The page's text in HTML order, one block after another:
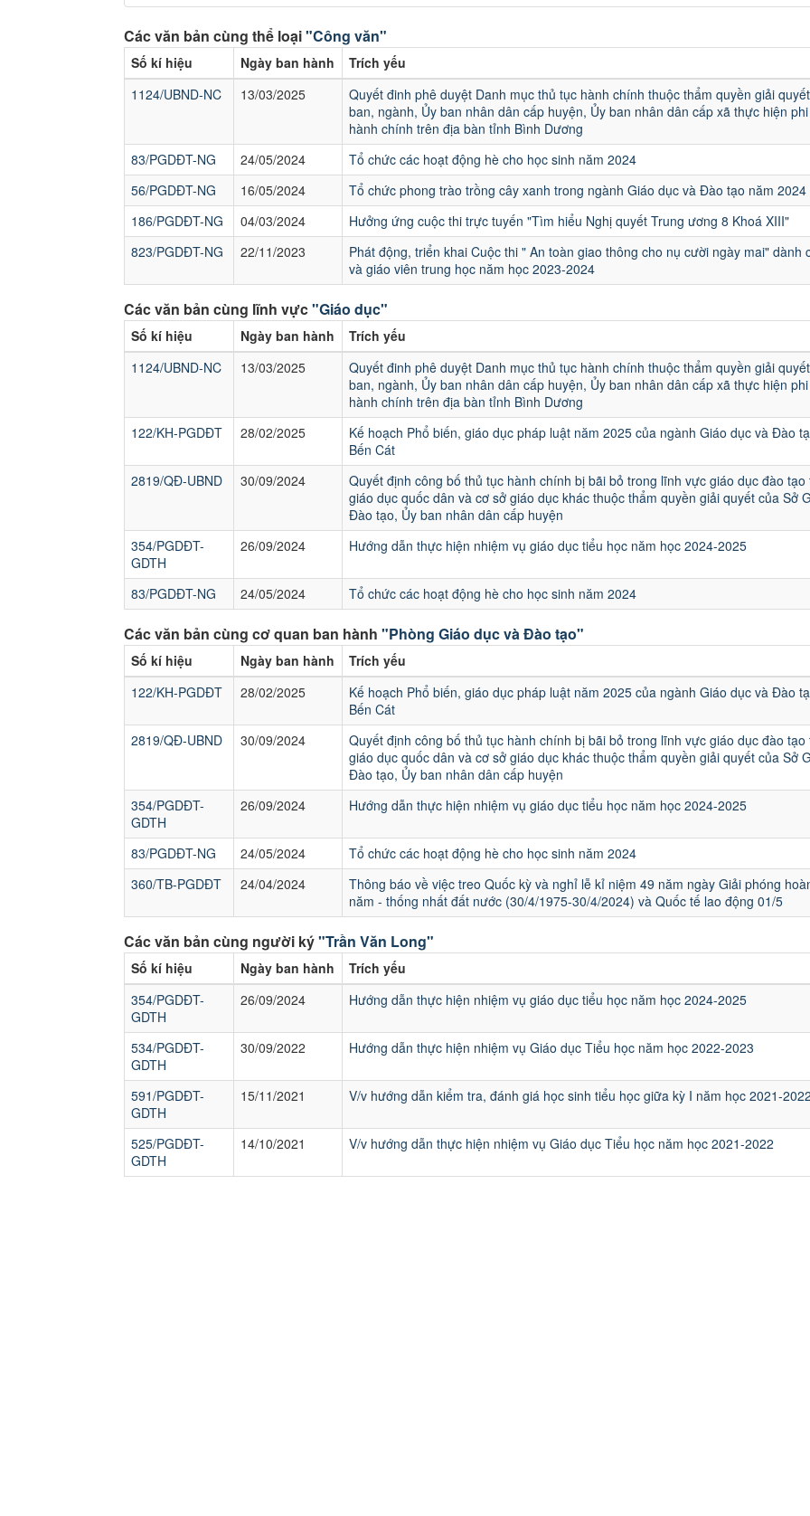
Các văn bản cùng thể loại"Công văn"
Số kí hiệu Ngày ban hành
Trích yếu
1124/UBND-NC
13/03/2025
Quyết đinh phê duyệt Danh mục thủ tục hành chính thuộc thẩm quyền giải
ban, ngành, Ủy ban nhân dân cấp huyện, Ủy ban nhân dân cấp xã thực hiện
hành chính trên địa bàn tỉnh Bình Dương
83/PGDĐT-NG
24/05/2024
Tổ chức các hoạt động hè cho học sinh năm 2024
56/PGDĐT-NG
16/05/2024
Tổ chức phong trào trồng cây xanh trong ngành Giáo dục và Đào tạo năm 2024
186/PGDĐT-NG
04/03/2024
Hưởng ứng cuộc thi trực tuyến "Tìm hiểu Nghị quyết Trung ương 8 Khoá XIII"
823/PGDĐT-NG
22/11/2023
Phát động, triển khai Cuộc thi " An toàn giao thông cho nụ cười ngày mai" dành
và giáo viên trung học năm học 2023-2024
Các văn bản cùng lĩnh vực"Giáo dục"
Số kí hiệu Ngày ban hành
Trích yếu
1124/UBND-NC
13/03/2025
Quyết đinh phê duyệt Danh mục thủ tục hành chính thuộc thẩm quyền giải
ban, ngành, Ủy ban nhân dân cấp huyện, Ủy ban nhân dân cấp xã thực hiện
hành chính trên địa bàn tỉnh Bình Dương
122/KH-PGDĐT
28/02/2025
Kế hoạch Phổ biến, giáo dục pháp luật năm 2025 của ngành Giáo dục và Đào
Bến Cát
2819/QĐ-UBND
30/09/2024
Quyết định công bố thủ tục hành chính bị bãi bỏ trong lĩnh vực giáo dục đào tạo
giáo dục quốc dân và cơ sở giáo dục khác thuộc thẩm quyền giải quyết của Sở
Đào tạo, Ủy ban nhân dân cấp huyện
354/PGDĐT-
GDTH
26/09/2024 Hướng dẫn thực hiện nhiệm vụ giáo dục tiểu học năm học 2024-2025
83/PGDĐT-NG 24/05/2024 Tổ chức các hoạt động hè cho học sinh năm 2024
Các văn bản cùng cơ quan ban hành "Phòng Giáo dục và Đào tạo"
Số kí hiệu Ngày ban hành
Trích yếu
122/KH-PGDĐT
28/02/2025
Kế hoạch Phổ biến, giáo dục pháp luật năm 2025 của ngành Giáo dục và Đào
Bến Cát
2819/QĐ-UBND
30/09/2024
Quyết định công bố thủ tục hành chính bị bãi bỏ trong lĩnh vực giáo dục đào tạo
giáo dục quốc dân và cơ sở giáo dục khác thuộc thẩm quyền giải quyết của Sở
Đào tạo, Ủy ban nhân dân cấp huyện
354/PGDĐT-
GDTH
26/09/2024 Hướng dẫn thực hiện nhiệm vụ giáo dục tiểu học năm học 2024-2025
83/PGDĐT-NG 24/05/2024
Tổ chức các hoạt động hè cho học sinh năm 2024
360/TB-PGDĐT
24/04/2024
Thông báo về việc treo Quốc kỳ và nghỉ lễ kỉ niệm 49 năm ngày Giải phóng
năm - thống nhất đất nước (30/4/1975-30/4/2024) và Quốc tế lao động 01/5
Các văn bản cùng người ký"Trần Văn Long"
Số kí hiệu Ngày ban hành
Trích yếu
354/PGDĐT-
GDTH
26/09/2024 Hướng dẫn thực hiện nhiệm vụ giáo dục tiểu học năm học 2024-2025
534/PGDĐT-
GDTH
30/09/2022 Hướng dẫn thực hiện nhiệm vụ Giáo dục Tiểu học năm học 2022-2023
591/PGDĐT-
GDTH
15/11/2021 V/v hướng dẫn kiểm tra, đánh giá học sinh tiểu học giữa kỳ I năm học 2021-2022
525/PGDĐT-
GDTH
14/10/2021 V/v hướng dẫn thực hiện nhiệm vụ Giáo dục Tiểu học năm học 2021-2022